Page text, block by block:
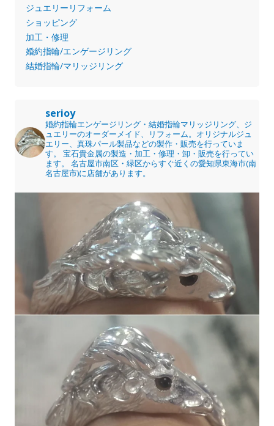
ジュエリーリフォーム
ショッピング
加工・修理
婚約指輪/エンゲージリング
結婚指輪/マリッジリング
serioy
婚約指輪エンゲージリング・結婚指輪マリッジリング、ジ
ュエリーのオーダーメイド、リフォーム。オリジナルジュ
エリー、真珠パール製品などの製作・販売を行っていま
す。
宝石貴金属の製造・加工・修理・卸・販売を行ってい
ます。
名古屋市南区・緑区からすぐ近くの愛知県東海市(南
名古屋市)に店舗があります。